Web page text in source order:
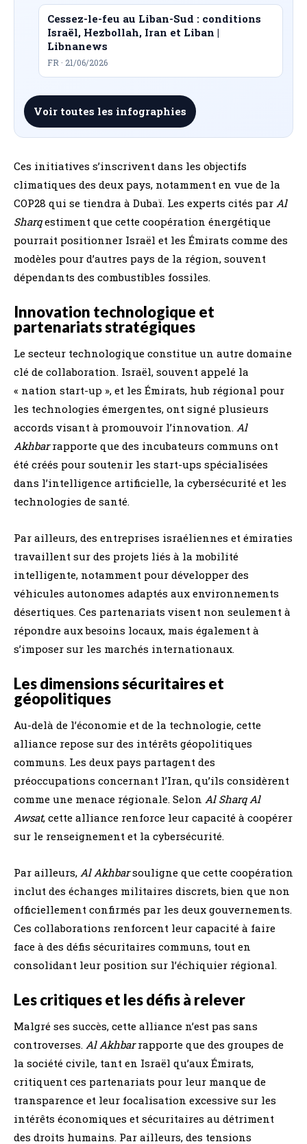
Cessez-le-feu au Liban-Sud : conditions
Israël, Hezbollah, Iran et Liban |
Libnanews
FR · 21/06/2026
Voir toutes les infographies
Ces initiatives s’inscrivent dans les objectifs
climatiques des deux pays, notamment en vue de la
COP28 qui se tiendra à Dubaï. Les experts cités par Al
Sharqestiment que cette coopération énergétique
pourrait positionner Israël et les Émirats comme des
modèles pour d’autres pays de la région, souvent
dépendants des combustibles fossiles.
Innovation technologique et
partenariats stratégiques
Le secteur technologique constitue un autre domaine
clé de collaboration. Israël, souvent appelé la
« nation start-up », et les Émirats, hub régional pour
les technologies émergentes, ont signé plusieurs
accords visant à promouvoir l’innovation. Al
Akhbarrapporte que des incubateurs communs ont
été créés pour soutenir les start-ups spécialisées
dans l’intelligence artificielle, la cybersécurité et les
technologies de santé.
Par ailleurs, des entreprises israéliennes et émiraties
travaillent sur des projets liés à la mobilité
intelligente, notamment pour développer des
véhicules autonomes adaptés aux environnements
désertiques. Ces partenariats visent non seulement à
répondre aux besoins locaux, mais également à
s’imposer sur les marchés internationaux.
Les dimensions sécuritaires et
géopolitiques
Au-delà de l’économie et de la technologie, cette
alliance repose sur des intérêts géopolitiques
communs. Les deux pays partagent des
préoccupations concernant l’Iran, qu’ils considèrent
comme une menace régionale. Selon Al Sharq Al
Awsat, cette alliance renforce leur capacité à coopérer
sur le renseignement et la cybersécurité.
Par ailleurs, Al Akhbarsouligne que cette coopération
inclut des échanges militaires discrets, bien que non
officiellement confirmés par les deux gouvernements.
Ces collaborations renforcent leur capacité à faire
face à des défis sécuritaires communs, tout en
consolidant leur position sur l’échiquier régional.
Les critiques et les défis à relever
Malgré ses succès, cette alliance n’est pas sans
controverses. Al Akhbarrapporte que des groupes de
la société civile, tant en Israël qu’aux Émirats,
critiquent ces partenariats pour leur manque de
transparence et leur focalisation excessive sur les
intérêts économiques et sécuritaires au détriment
des droits humains. Par ailleurs, des tensions